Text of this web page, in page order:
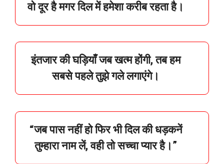
वो दूर है मगर दिल में हमेशा करीब रहता है।
इंतजार की घड़ियाँ जब खत्म होंगी, तब हम
सबसे पहले तुझे गले लगाएंगे।
“जबपासनहींहोफिरभीदिलकी धड़कनें
तुम्हारानामलें,वहीतोसच्चाप्यारहै।”